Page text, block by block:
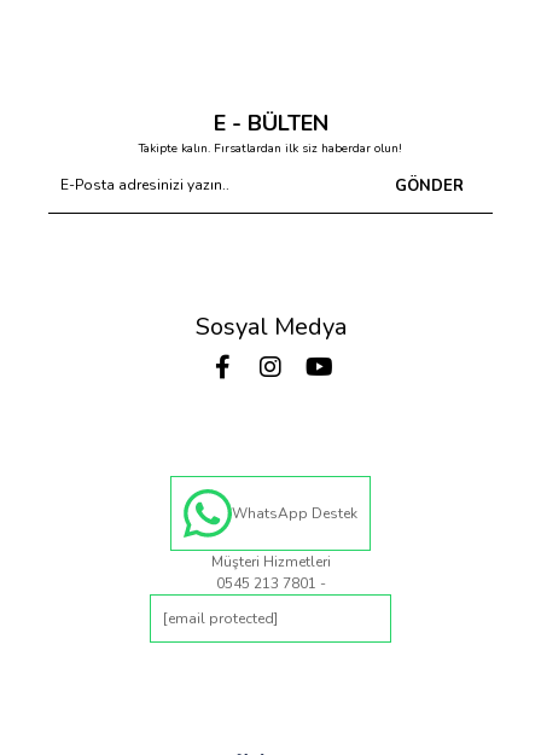
E - BÜLTEN
Takipte kalın. Fırsatlardan ilk siz haberdar olun!
GÖNDER
Sosyal Medya
WhatsApp Destek
Müşteri Hizmetleri
0545 213 7801 -
[email protected]